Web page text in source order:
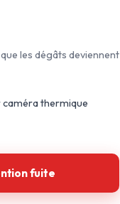
les dégâts deviennent
caméra thermique
fuite